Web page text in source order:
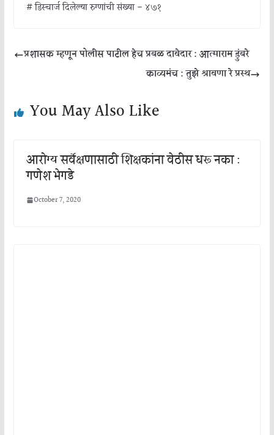
# डिस्चार्ज दिलेल्या रुग्णांची संख्या – ४७१
प्रशासक म्हणून पोलीस पाटील हेच प्रबळ दावेदार : आत्माराम डुंबरे
काव्यमंच : तुझे श्रावणा रे प्रस्थ
You May Also Like
आरोग्य सर्वेक्षणासाठी शिक्षकांना वेठीस धरू नका :
गणेश भेगडे
October 7, 2020